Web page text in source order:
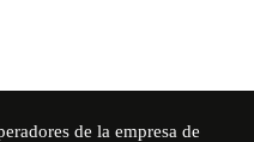
de la empresa de